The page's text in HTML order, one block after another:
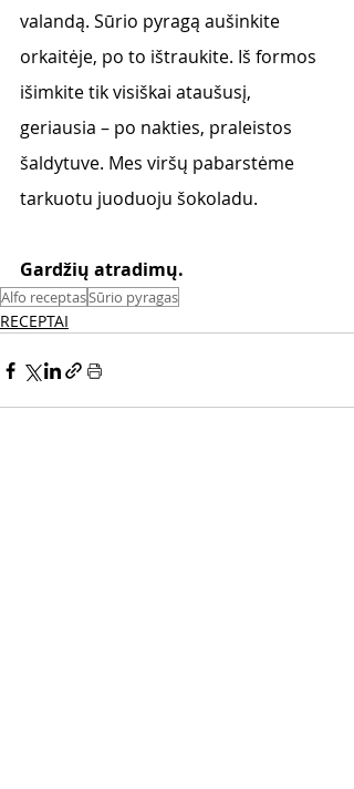
valandą. Sūrio pyragą aušinkite
orkaitėje, po to ištraukite. Iš formos
išimkite tik visiškai ataušusį,
geriausia – po nakties, praleistos
šaldytuve. Mes viršų pabarstėme
tarkuotu juoduoju šokoladu.
Gardžių atradimų.
Alfo receptasSūrio pyragas
RECEPTAI